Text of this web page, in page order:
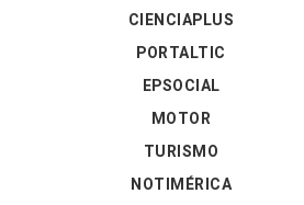
CIENCIAPLUS
PORTALTIC
EPSOCIAL
MOTOR
TURISMO
NOTIMÉRICA